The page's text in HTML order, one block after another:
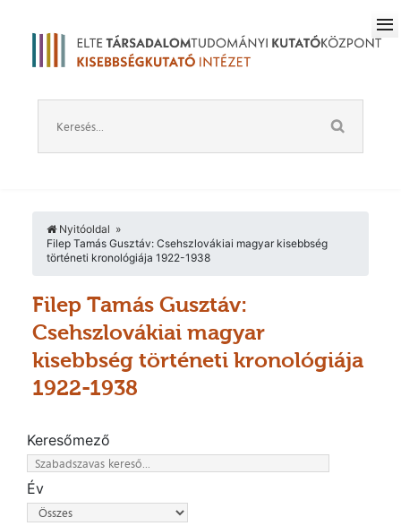
Nyitóoldal
Filep Tamás Gusztáv: Csehszlovákiai magyar kisebbség
történeti kronológiája 1922-1938
Filep Tamás Gusztáv:
Csehszlovákiai magyar
kisebbség történeti kronológiája
1922-1938
Keresőmező
Év